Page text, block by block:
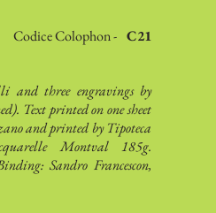
C21
Codice Colophon -
and three engravings by
Text printed on one sheet
and printed by Tipoteca
Montval 185g.
Sandro Francescon,